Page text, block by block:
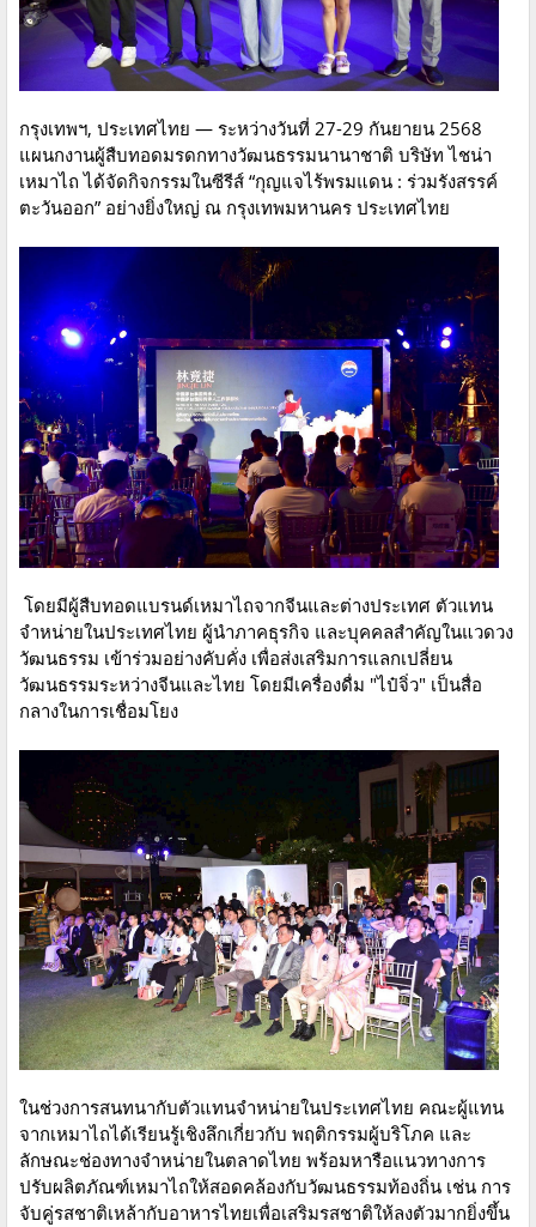
กรุงเทพฯ, ประเทศไทย — ระหว่างวันที่ 27-29 กันยายน 2568
แผนกงานผู้สืบทอดมรดกทางวัฒนธรรมนานาชาติ บริษัท ไชน่า
เหมาไถ ได้จัดกิจกรรมในซีรีส์ “กุญแจไร้พรมแดน : ร่วมรังสรรค์
ตะวันออก” อย่างยิ่งใหญ่ ณ กรุงเทพมหานคร ประเทศไทย
โดยมีผู้สืบทอดแบรนด์เหมาไถจากจีนและต่างประเทศ ตัวแทน
จำหน่ายในประเทศไทย ผู้นำภาคธุรกิจ และบุคคลสำคัญในแวดวง
วัฒนธรรม เข้าร่วมอย่างคับคั่ง เพื่อส่งเสริมการแลกเปลี่ยน
วัฒนธรรมระหว่างจีนและไทย โดยมีเครื่องดื่ม "ไป๋จิ่ว" เป็นสื่อ
กลางในการเชื่อมโยง
ในช่วงการสนทนากับตัวแทนจำหน่ายในประเทศไทย คณะผู้แทน
จากเหมาไถได้เรียนรู้เชิงลึกเกี่ยวกับ พฤติกรรมผู้บริโภค และ
ลักษณะช่องทางจำหน่ายในตลาดไทย พร้อมหารือแนวทางการ
ปรับผลิตภัณฑ์เหมาไถให้สอดคล้องกับวัฒนธรรมท้องถิ่น เช่น การ
จับคู่รสชาติเหล้ากับอาหารไทยเพื่อเสริมรสชาติให้ลงตัวมากยิ่งขึ้น